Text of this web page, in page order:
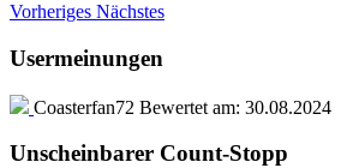
Vorheriges Nächstes
Usermeinungen
Coasterfan72 Bewertet am: 30.08.2024
Unscheinbarer Count-Stopp